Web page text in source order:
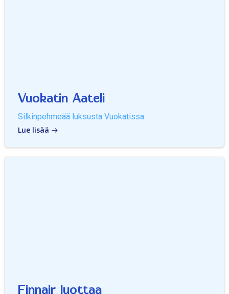
Vuokatin Aateli
Silkinpehmeää luksusta Vuokatissa.
Lue lisää
Finnair luottaa